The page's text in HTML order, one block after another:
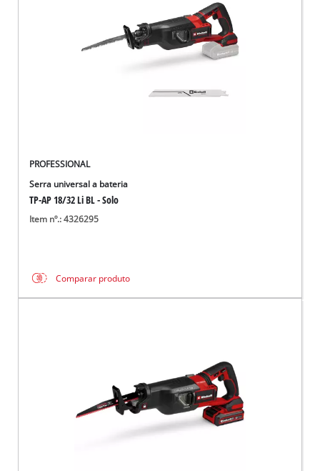
PROFESSIONAL
Serra universal a bateria
TP-AP 18/32 Li BL - Solo
Item nº.: 4326295
Comparar produto